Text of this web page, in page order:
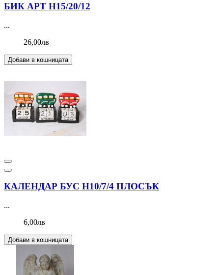
БИК АРТ Н15/20/12
...
26,00лв
Добави в кошницата
КАЛЕНДАР БУС Н10/7/4 ПЛОСЪК
...
6,00лв
Добави в кошницата